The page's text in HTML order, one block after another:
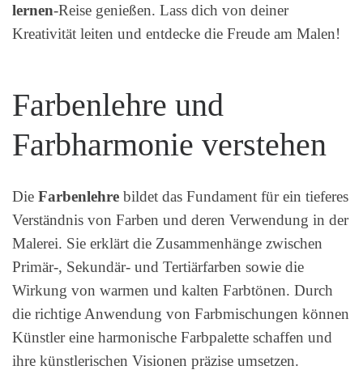
lernen-Reise genießen. Lass dich von deiner
Kreativität leiten und entdecke die Freude am Malen!
Farbenlehre und
Farbharmonie verstehen
Die Farbenlehre bildet das Fundament für ein tieferes
Verständnis von Farben und deren Verwendung in der
Malerei. Sie erklärt die Zusammenhänge zwischen
Primär-, Sekundär- und Tertiärfarben sowie die
Wirkung von warmen und kalten Farbtönen. Durch
die richtige Anwendung von Farbmischungen können
Künstler eine harmonische Farbpalette schaffen und
ihre künstlerischen Visionen präzise umsetzen.